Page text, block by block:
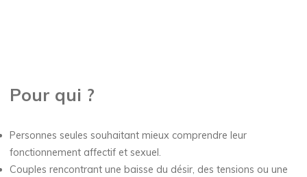
Pour qui ?
Personnes seules souhaitant mieux comprendre leur
fonctionnement affectif et sexuel.
Couples rencontrant une baisse du désir, des tensions ou une